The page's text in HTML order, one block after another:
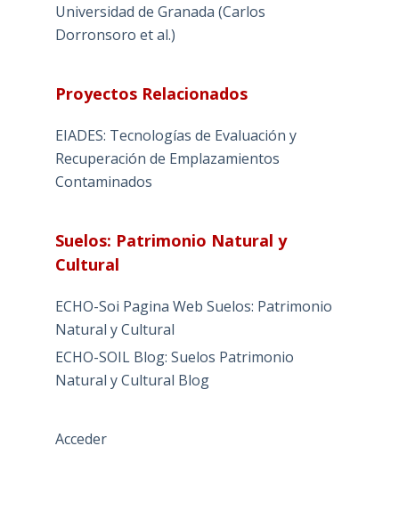
Universidad de Granada (Carlos
Dorronsoro et al.)
Proyectos Relacionados
EIADES: Tecnologías de Evaluación y
Recuperación de Emplazamientos
Contaminados
Suelos: Patrimonio Natural y
Cultural
ECHO-Soi Pagina Web Suelos: Patrimonio
Natural y Cultural
ECHO-SOIL Blog: Suelos Patrimonio
Natural y Cultural Blog
Acceder